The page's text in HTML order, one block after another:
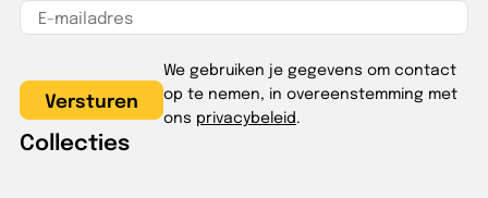
We gebruiken je gegevens om contact
op te nemen, in overeenstemming met
ons privacybeleid.
Collecties